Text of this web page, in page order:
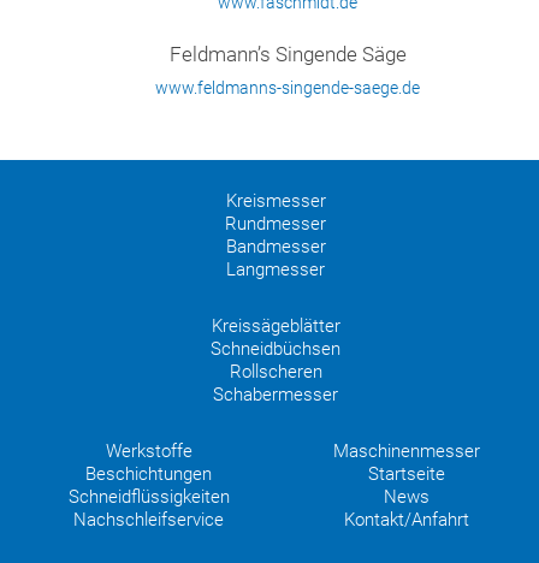
Feldmann’s Singende Säge
www.feldmanns-singende-saege.de
Kreismesser
Rundmesser
Bandmesser
Langmesser
Kreissägeblätter
Schneidbüchsen
Rollscheren
Schabermesser
Werkstoffe
Beschichtungen
Schneidflüssigkeiten
Nachschleifservice
Maschinenmesser
Startseite
News
Kontakt/Anfahrt